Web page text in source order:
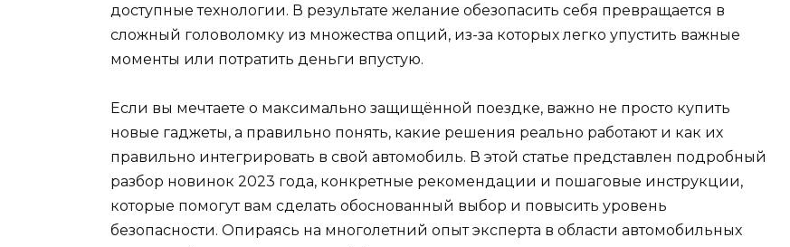
доступные технологии. В результате желание обезопасить себя превращается в
сложный головоломку из множества опций, из-за которых легко упустить важные
моменты или потратить деньги впустую.
Если вы мечтаете о максимально защищённой поездке, важно не просто купить
новые гаджеты, а правильно понять, какие решения реально работают и как их
правильно интегрировать в свой автомобиль. В этой статье представлен подробный
разбор новинок 2023 года, конкретные рекомендации и пошаговые инструкции,
которые помогут вам сделать обоснованный выбор и повысить уровень
безопасности. Опираясь на многолетний опыт эксперта в области автомобильных